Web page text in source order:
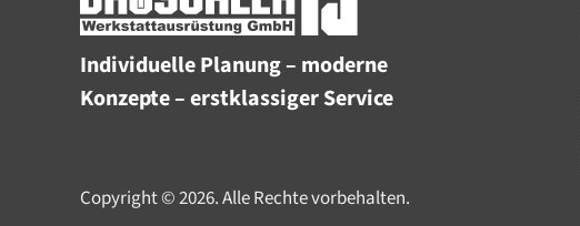
Individuelle Planung – moderne
Konzepte – erstklassiger Service
Copyright © 2026. Alle Rechte vorbehalten.